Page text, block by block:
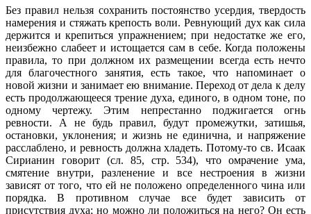
Без правил нельзя сохранить постоянство усердия, твердость
намерения и стяжать крепость воли. Ревнующий дух как сила
держится и крепиться упражнением; при недостатке же его,
неизбежно слабеет и истощается сам в себе. Когда положены
правила, то при должном их размещении всегда есть нечто
для благочестного занятия, есть такое, что напоминает о
новой жизни и занимает ею внимание. Переход от дела к делу
есть продолжающееся трение духа, единого, в одном тоне, по
одному чертежу. Этим непрестанно поджигается огнь
ревности. А не будь правил, будут промежутки, затишья,
остановки, уклонения; и жизнь не единична, и напряжение
расслаблено, и ревность должна хладеть. Потому-то св. Исаак
Сирианин говорит (сл. 85, стр. 534), что омрачение ума,
смятение внутри, разленение и все нестроения в жизни
зависят от того, что ей не положено определенного чина или
порядка. В противном случае все будет зависить от
присутствия духа; но можно ли положиться на него? Он есть